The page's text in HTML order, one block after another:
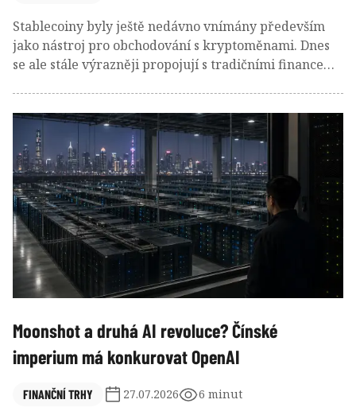
Stablecoiny byly ještě nedávno vnímány především
jako nástroj pro obchodování s kryptoměnami. Dnes
se ale stále výrazněji propojují s tradičními financemi.
amerických státních dluhopisů, takzvaných Treasury
Bills. Z kryptoměnových společností se tak stává nová
skupina investorů do amerického státního dluhu.
Moonshot a druhá AI revoluce? Čínské
imperium má konkurovat OpenAI
FINANČNÍ TRHY 27.07.2026 6 minut